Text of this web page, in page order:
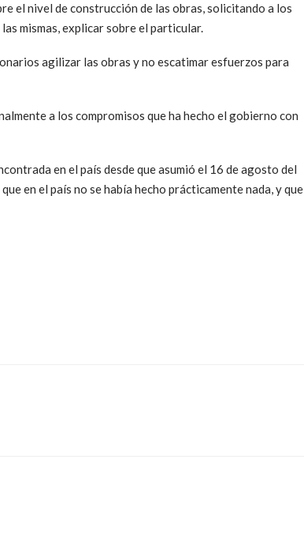
el nivel de construcción de las obras, solicitando a los
mismas, explicar sobre el particular.
agilizar las obras y no escatimar esfuerzos para
a los compromisos que ha hecho el gobierno con
en el país desde que asumió el 16 de agosto del
en el país no se había hecho prácticamente nada, y que